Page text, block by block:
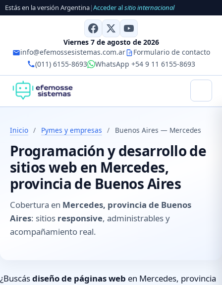
Estás en la versión Argentina|Acceder alsitio internacional
Viernes 7 de agosto de 2026
info@efemossesistemas.com.ar
Formulario de contacto
(011) 6155-8693
WhatsApp +54 9 11 6155-8693
Inicio / Pymes y empresas / Buenos Aires — Mercedes
Programación y desarrollo de
sitios web en Mercedes,
provincia de Buenos Aires
Cobertura en Mercedes, provincia de Buenos
Aires: sitios responsive, administrables y
acompañamiento real.
¿Buscásdiseño de páginas web en Mercedes, provincia